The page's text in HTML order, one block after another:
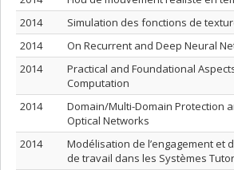
2014
Simulation des fonctions de
2014
On Recurrent and Deep Neural
2014
Practical and Foundational
Computation
2014
Domain/Multi-Domain Protection
Optical Networks
2014
Modélisation de l’engagement et
de travail dans les Systèmes